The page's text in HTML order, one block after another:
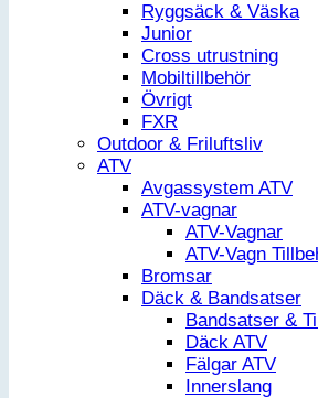
Ryggsäck & Väska
Junior
Cross utrustning
Mobiltillbehör
Övrigt
FXR
Outdoor & Friluftsliv
ATV
Avgassystem ATV
ATV-vagnar
ATV-Vagnar
ATV-Vagn
Bromsar
Däck & Bandsatser
Bandsatser &
Däck ATV
Fälgar ATV
Innerslang